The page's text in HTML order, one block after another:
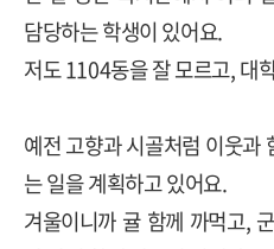
담당하는 학생이 있어요.
저도 1104동을 잘 모르고, 대
예전 고향과 시골처럼 이웃과
는 일을 계획하고 있어요.
겨울이니까 귤 함께 까먹고,